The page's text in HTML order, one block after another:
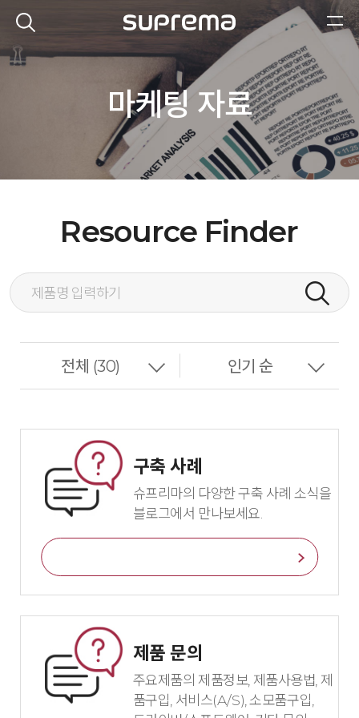
마케팅 자료
Resource Finder
구축 사례
슈프리마의 다양한 구축 사례 소식을
블로그에서 만나보세요.
제품 문의
주요제품의 제품정보, 제품사용법, 제
품구입, 서비스(A/S), 소모품구입,